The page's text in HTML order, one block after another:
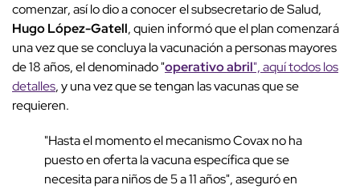
comenzar, así lo dio a conocer el subsecretario de Salud,
Hugo López-Gatell, quien informó que el plan comenzará
una vez que se concluya la vacunación a personas mayores
de 18 años, el denominado "operativo abril", aquí todos los
detalles, y una vez que se tengan las vacunas que se
requieren.
"Hasta el momento el mecanismo Covax no ha
puesto en oferta la vacuna específica que se
necesita para niños de 5 a 11 años", aseguró en